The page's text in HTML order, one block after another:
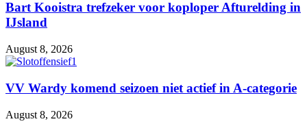
Bart Kooistra trefzeker voor koploper Afturelding in
IJsland
August 8, 2026
VV Wardy komend seizoen niet actief in A-categorie
August 8, 2026